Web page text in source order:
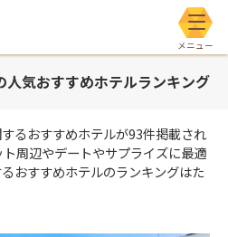
メニ
人気おすすめホテルランキング
るおすすめホテルが93件掲載され
周辺やデートやサプライズに最適
おすすめホテルのランキングはた